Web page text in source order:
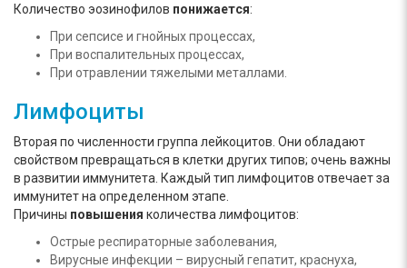
Количество эозинофилов понижается:
При сепсисе и гнойных процессах,
При воспалительных процессах,
При отравлении тяжелыми металлами.
Лимфоциты
Вторая по численности группа лейкоцитов. Они обладают
свойством превращаться в клетки других типов; очень важны
в развитии иммунитета. Каждый тип лимфоцитов отвечает за
иммунитет на определенном этапе.
Причины повышения количества лимфоцитов:
Острые респираторные заболевания,
Вирусные инфекции – вирусный гепатит, краснуха,